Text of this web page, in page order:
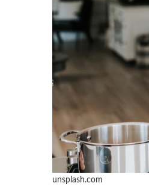
unsplash.com